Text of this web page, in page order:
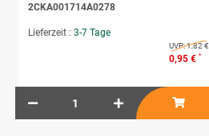
2CKA001714A0278
Lieferzeit : 3-7 Tage
UVP:1,82 €
0,95 € *